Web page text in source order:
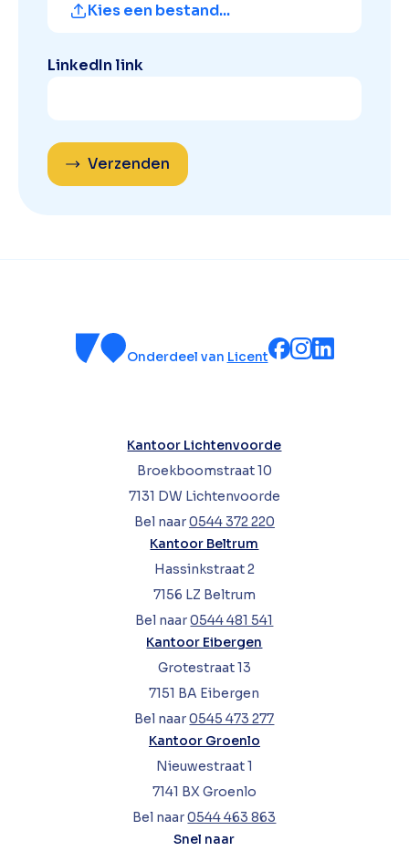
Kies een bestand...
LinkedIn link
Verzenden
Onderdeel van Licent
Kantoor Lichtenvoorde
Broekboomstraat 10
7131 DW Lichtenvoorde
Bel naar0544 372 220
Kantoor Beltrum
Hassinkstraat 2
7156 LZ Beltrum
Bel naar0544 481 541
Kantoor Eibergen
Grotestraat 13
7151 BA Eibergen
Bel naar0545 473 277
Kantoor Groenlo
Nieuwestraat 1
7141 BX Groenlo
Bel naar0544 463 863
Snel naar